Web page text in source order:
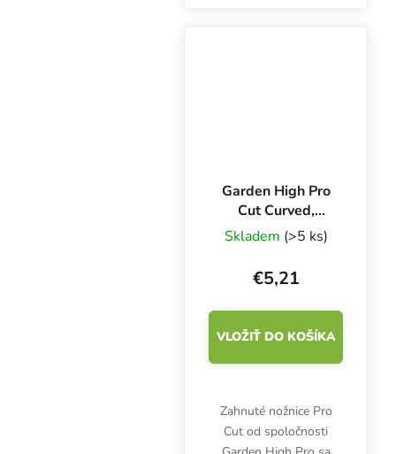
Garden High Pro
Cut Curved,
zahnuté nožnice
Skladem (>5 ks)
€5,21
VLOŽIŤ DO KOŠÍKA
Zahnuté nožnice Pro
Cut od spoločnosti